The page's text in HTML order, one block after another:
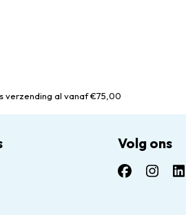
verzending al vanaf €75,00
Volg ons